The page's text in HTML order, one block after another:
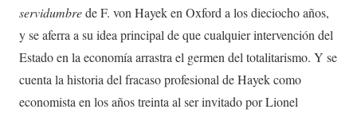
servidumbrede F. von Hayek en Oxford a los dieciocho años,
y se aferra a su idea principal de que cualquier intervención del
Estado en la economía arrastra el germen del totalitarismo. Y se
cuenta la historia del fracaso profesional de Hayek como
economista en los años treinta al ser invitado por Lionel